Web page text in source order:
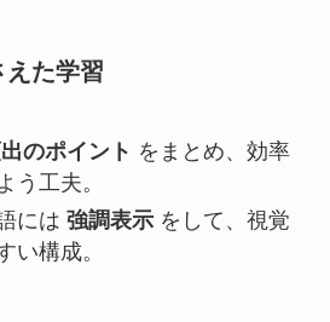
た学習
のポイント をまとめ、効率
う工夫。
には 強調表示をして、視覚
い構成。